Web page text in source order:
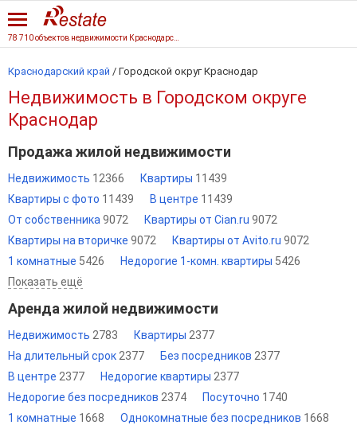
Краснодарский край / Городской округ Краснодар
Недвижимость в Городском округе
Краснодар
Продажа жилой недвижимости
Недвижимость 12366 Квартиры 11439
Квартиры с фото 11439 В центре 11439
От собственника 9072 Квартиры от Cian.ru 9072
Квартиры на вторичке 9072 Квартиры от Avito.ru 9072
1 комнатные 5426 Недорогие 1-комн. квартиры 5426
Показать ещё
Аренда жилой недвижимости
Недвижимость 2783 Квартиры 2377
На длительный срок 2377 Без посредников 2377
В центре 2377 Недорогие квартиры 2377
Недорогие без посредников 2374 Посуточно 1740
1 комнатные 1668 Однокомнатные без посредников 1668